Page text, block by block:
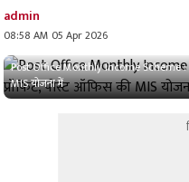
admin
08:58 AM 05 Apr 2026
Post Office Monthly Income Scheme :
MIS योजना में